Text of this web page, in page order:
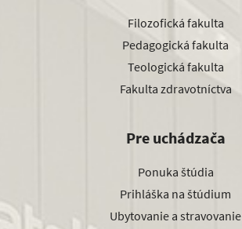
Filozofická fakulta
Pedagogická fakulta
Teologická fakulta
Fakulta zdravotníctva
Pre uchádzača
Ponuka štúdia
Prihláška na štúdium
Ubytovanie a stravovanie